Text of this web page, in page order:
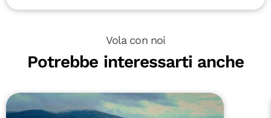
Vola con noi
Potrebbe interessarti anche